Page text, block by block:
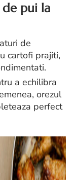
de pui la
de
cartofi prajiti,
a echilibra
orezul
perfect